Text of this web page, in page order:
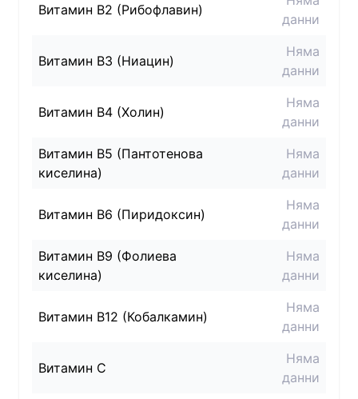
Витамин B2 (Рибофлавин)
данни
Витамин B3 (Ниацин)
Няма
данни
Витамин B4 (Холин)
Няма
данни
Витамин B5 (Пантотенова
киселина)
Няма
данни
Витамин B6 (Пиридоксин)
Няма
данни
Витамин B9 (Фолиева
киселина)
Няма
данни
Витамин B12 (Кобалкамин)
Няма
данни
Витамин C
Няма
данни